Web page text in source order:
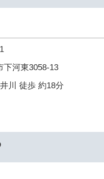
下河東3058-13
川 徒歩 約18分